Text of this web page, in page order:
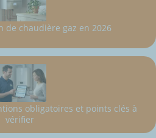
de chaudière gaz en 2026
obligatoires et points clés à
vérifier